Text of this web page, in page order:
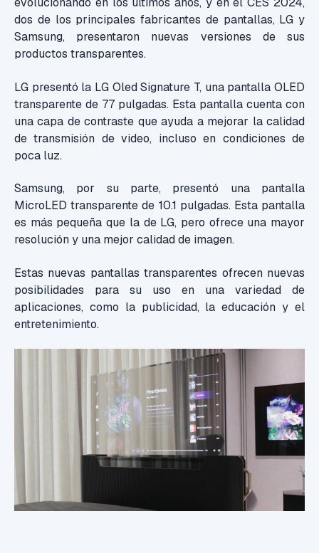
dos de los principales fabricantes de pantallas, LG y
Samsung, presentaron nuevas versiones de sus
productos transparentes.
LG presentó la LG Oled Signature T, una pantalla OLED
transparente de 77 pulgadas. Esta pantalla cuenta con
una capa de contraste que ayuda a mejorar la calidad
de transmisión de video, incluso en condiciones de
poca luz.
Samsung, por su parte, presentó una pantalla
MicroLED transparente de 10.1 pulgadas. Esta pantalla
es más pequeña que la de LG, pero ofrece una mayor
resolución y una mejor calidad de imagen.
Estas nuevas pantallas transparentes ofrecen nuevas
posibilidades para su uso en una variedad de
aplicaciones, como la publicidad, la educación y el
entretenimiento.